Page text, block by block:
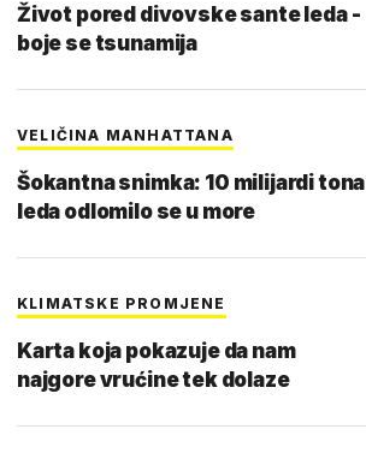
Život pored divovske sante leda -
boje se tsunamija
VELIČINA MANHATTANA
Šokantna snimka: 10 milijardi tona
leda odlomilo se u more
KLIMATSKE PROMJENE
Karta koja pokazuje da nam
najgore vrućine tek dolaze